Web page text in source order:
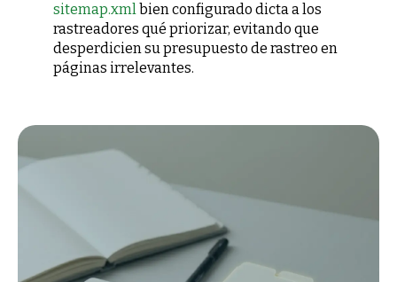
sitemap.xml bien configurado dicta a los
rastreadores qué priorizar, evitando que
desperdicien su presupuesto de rastreo en
páginas irrelevantes.